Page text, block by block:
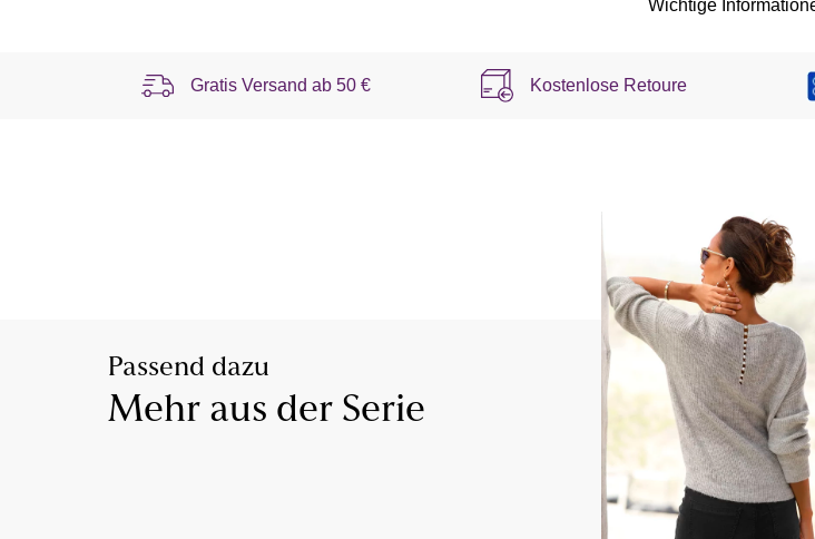
Wichtige
Gratis Versand ab 50 € Kostenlose Retoure
Passend dazu
Mehr aus der Serie